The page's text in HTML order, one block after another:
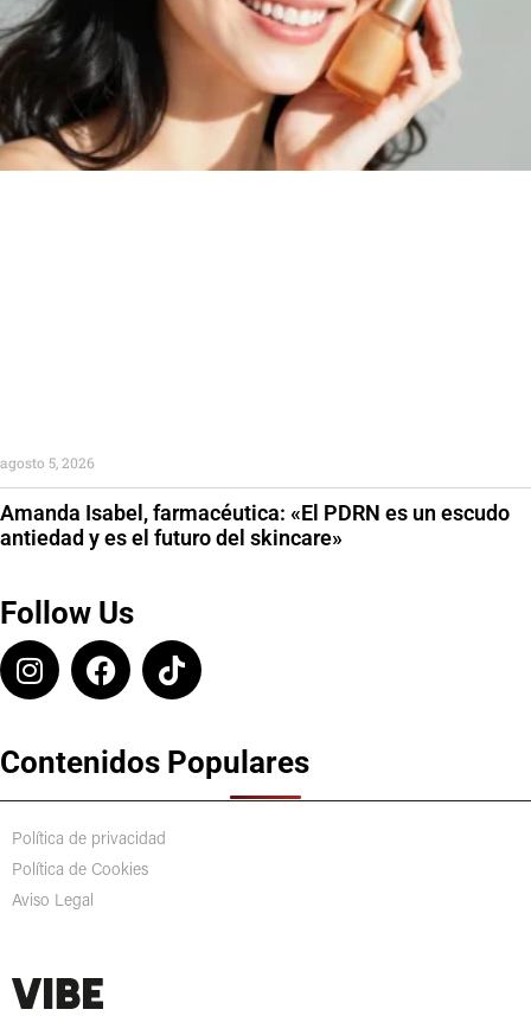
Amanda Isabel, farmacéutica: «El PDRN es un escudo
antiedad y es el futuro del skincare»
agosto 5, 2026
Follow Us
Contenidos Populares
Política de privacidad
Política de Cookies
Aviso Legal